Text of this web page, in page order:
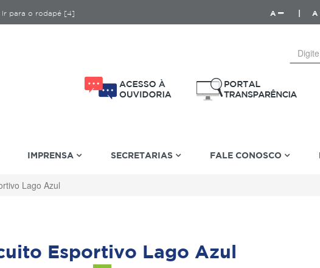
Ir para o rodapé [4] A A
IMPRENSA SECRETARIAS FALE CONOSCO
Lago Azul
Esportivo Lago Azul